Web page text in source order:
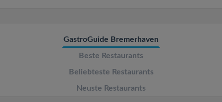
GastroGuide Bremerhaven
Beste Restaurants
Beliebteste Restaurants
Neuste Restaurants